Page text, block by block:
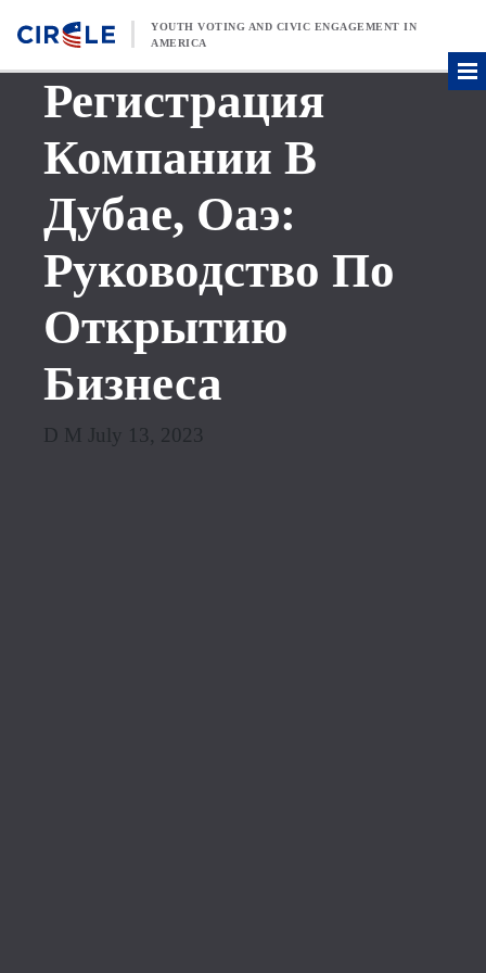
YOUTH VOTING AND CIVIC ENGAGEMENT IN
AMERICA
Регистрация
Компании В
Дубае, Оаэ:
Руководство По
Открытию
Бизнеса
D M July 13, 2023